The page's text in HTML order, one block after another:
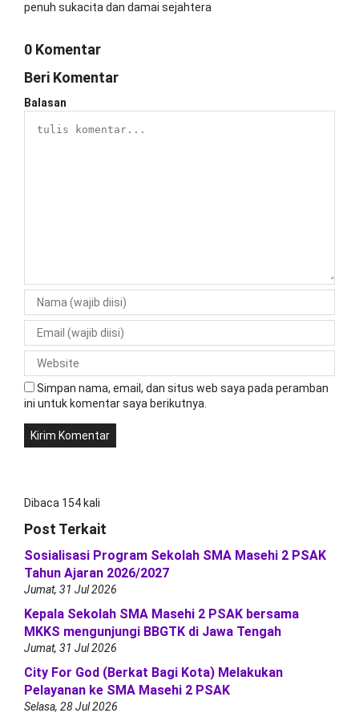
penuh sukacita dan damai sejahtera
0 Komentar
Beri Komentar
Balasan
Simpan nama, email, dan situs web saya pada peramban
ini untuk komentar saya berikutnya.
Dibaca 154 kali
Post Terkait
Sosialisasi Program Sekolah SMA Masehi 2 PSAK
Tahun Ajaran 2026/2027
Jumat, 31 Jul 2026
Kepala Sekolah SMA Masehi 2 PSAK bersama
MKKS mengunjungi BBGTK di Jawa Tengah
Jumat, 31 Jul 2026
City For God (Berkat Bagi Kota) Melakukan
Pelayanan ke SMA Masehi 2 PSAK
Selasa, 28 Jul 2026